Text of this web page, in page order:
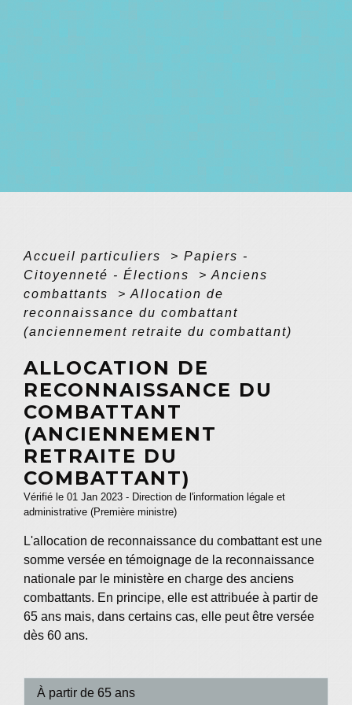
Accueil particuliers > Papiers -
Citoyenneté - Élections
> Anciens
combattants
> Allocation de
reconnaissance du combattant
(anciennement retraite du combattant)
ALLOCATION DE
RECONNAISSANCE DU
COMBATTANT
(ANCIENNEMENT
RETRAITE DU
COMBATTANT)
Vérifié le 01 Jan 2023 - Direction de l'information légale et
administrative (Première ministre)
L'allocation de reconnaissance du combattant est une
somme versée en témoignage de la reconnaissance
nationale par le ministère en charge des anciens
combattants. En principe, elle est attribuée à partir de
65 ans mais, dans certains cas, elle peut être versée
dès 60 ans.
À partir de 65 ans